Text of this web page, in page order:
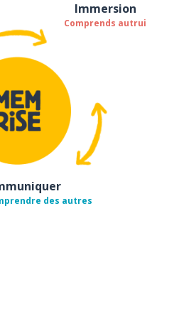
Immersion
Comprends autrui
des autres